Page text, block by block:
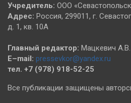
Учредитель: ООО
Адрес: Россия, 299011, г.
д. 1, кв. 10А
Главный редактор: Мацкевич А.В.
E–mail: pressevkor@yandex.ru
тел. +7 (978) 918-52-25
Все публикации защищены